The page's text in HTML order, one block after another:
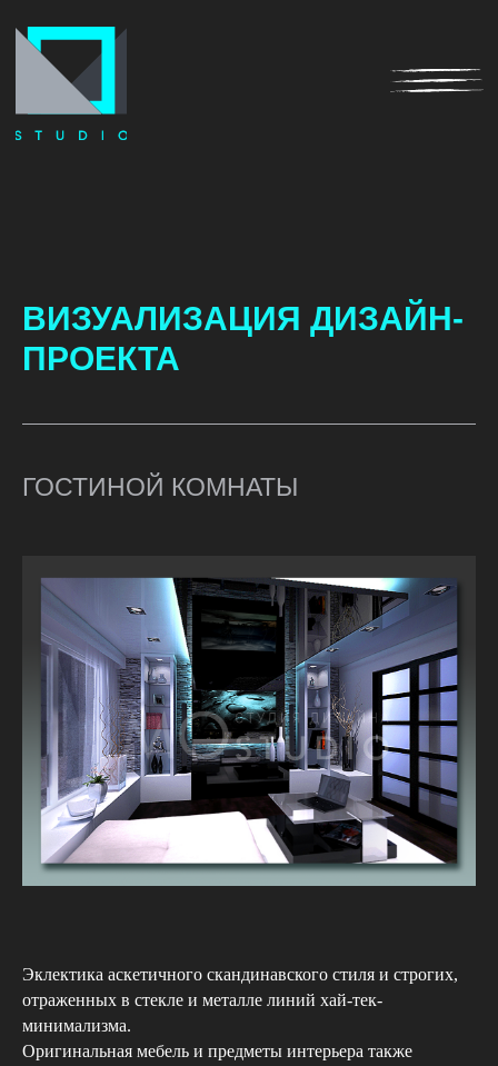
ВИЗУАЛИЗАЦИЯ ДИЗАЙН-
ПРОЕКТА
ГОСТИНОЙ КОМНАТЫ
Эклектика аскетичного скандинавского стиля и строгих,
отраженных в стекле и металле линий хай-тек-
минимализма.
Оригинальная мебель и предметы интерьера также